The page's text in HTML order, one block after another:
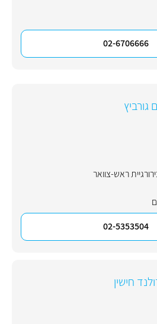
02-6706666
גורביץ
ראש-צוואר
02-5353504
חישין